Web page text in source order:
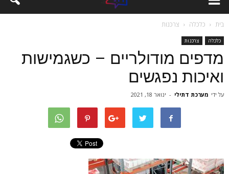
בית כלכלה צרכנות
כלכלה צרכנות
מדפים מודולריים – כשגמישות
ואיכות נפגשים
על ידי מערכת דתילי - ינואר 18, 2021